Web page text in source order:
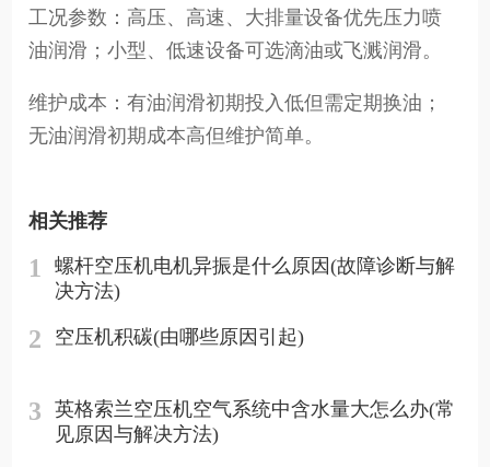
工况参数：高压、高速、大排量设备优先压力喷
油润滑；小型、低速设备可选滴油或飞溅润滑。
维护成本：有油润滑初期投入低但需定期换油；
无油润滑初期成本高但维护简单。
相关推荐
1
螺杆空压机电机异振是什么原因(故障诊断与解
决方法)
2 空压机积碳(由哪些原因引起)
3
英格索兰空压机空气系统中含水量大怎么办(常
见原因与解决方法)